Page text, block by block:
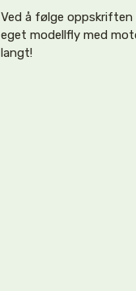
Ved å følge oppskriften
eget modellfly med
langt!